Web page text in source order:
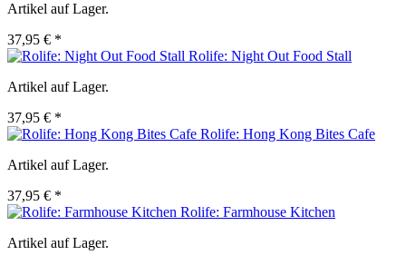
Artikel auf Lager.
37,95 € *
Rolife: Night Out Food Stall
Artikel auf Lager.
37,95 € *
Rolife: Hong Kong Bites Cafe
Artikel auf Lager.
37,95 € *
Rolife: Farmhouse Kitchen
Artikel auf Lager.